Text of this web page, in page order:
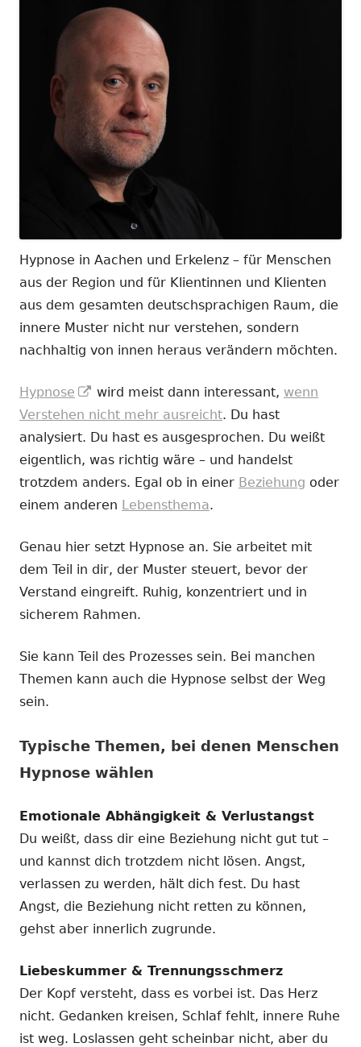
Hypnose in Aachen und Erkelenz – für Menschen
aus der Region und für Klientinnen und Klienten
aus dem gesamten deutschsprachigen Raum, die
innere Muster nicht nur verstehen, sondern
nachhaltig von innen heraus verändern möchten.
Hypnose
In
neuem
Fenster
öffnen
wird meist dann interessant, wenn
Verstehen nicht mehr ausreicht. Du hast
analysiert. Du hast es ausgesprochen. Du weißt
eigentlich, was richtig wäre – und handelst
trotzdem anders. Egal ob in einer Beziehung oder
einem anderen Lebensthema.
Genau hier setzt Hypnose an. Sie arbeitet mit
dem Teil in dir, der Muster steuert, bevor der
Verstand eingreift. Ruhig, konzentriert und in
sicherem Rahmen.
Sie kann Teil des Prozesses sein. Bei manchen
Themen kann auch die Hypnose selbst der Weg
sein.
Typische Themen, bei denen Menschen
Hypnose wählen
Emotionale Abhängigkeit & Verlustangst
Du weißt, dass dir eine Beziehung nicht gut tut –
und kannst dich trotzdem nicht lösen. Angst,
verlassen zu werden, hält dich fest. Du hast
Angst, die Beziehung nicht retten zu können,
gehst aber innerlich zugrunde.
Liebeskummer & Trennungsschmerz
Der Kopf versteht, dass es vorbei ist. Das Herz
nicht. Gedanken kreisen, Schlaf fehlt, innere Ruhe
ist weg. Loslassen geht scheinbar nicht, aber du